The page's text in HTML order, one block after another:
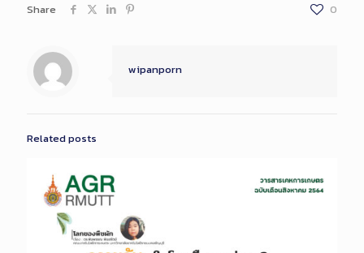
Share 0
wipanporn
Related posts